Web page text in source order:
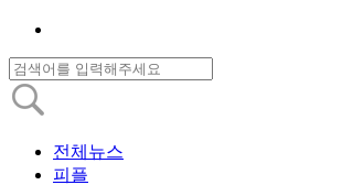
전체뉴스
피플